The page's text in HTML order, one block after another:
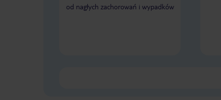
od nagłych zachorowań i wypadków